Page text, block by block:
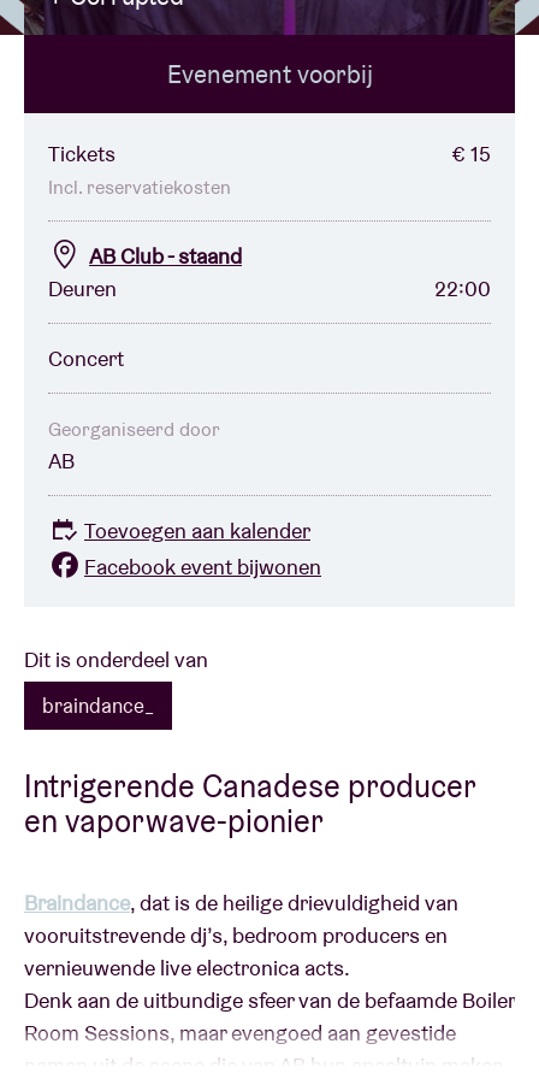
BRDCST
ABtv
Concertcheque
Over AB
Contact
Dit is onderdeel van
braindance_
Intrigerende Canadese producer
en vaporwave-pionier
Braindance, dat is de heilige drievuldigheid van
vooruitstrevende dj’s, bedroom producers en
vernieuwende live electronica acts.
Denk aan de uitbundige sfeer van de befaamde Boiler
Room Sessions, maar evengoed aan gevestide
namen uit de scene die van AB hun speeltuin maken.
Evenement voorbij
Tickets € 15
Incl. reservatiekosten
AB Club - staand
Deuren
22:00
Concert
Georganiseerd door
AB
Toevoegen aan kalender
Facebook event bijwonen